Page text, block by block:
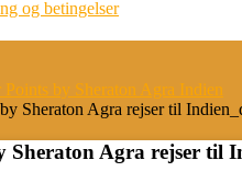
og betingelser
by Sheraton Agra Indien
Sheraton Agra rejser til
Sheraton Agra rejser til